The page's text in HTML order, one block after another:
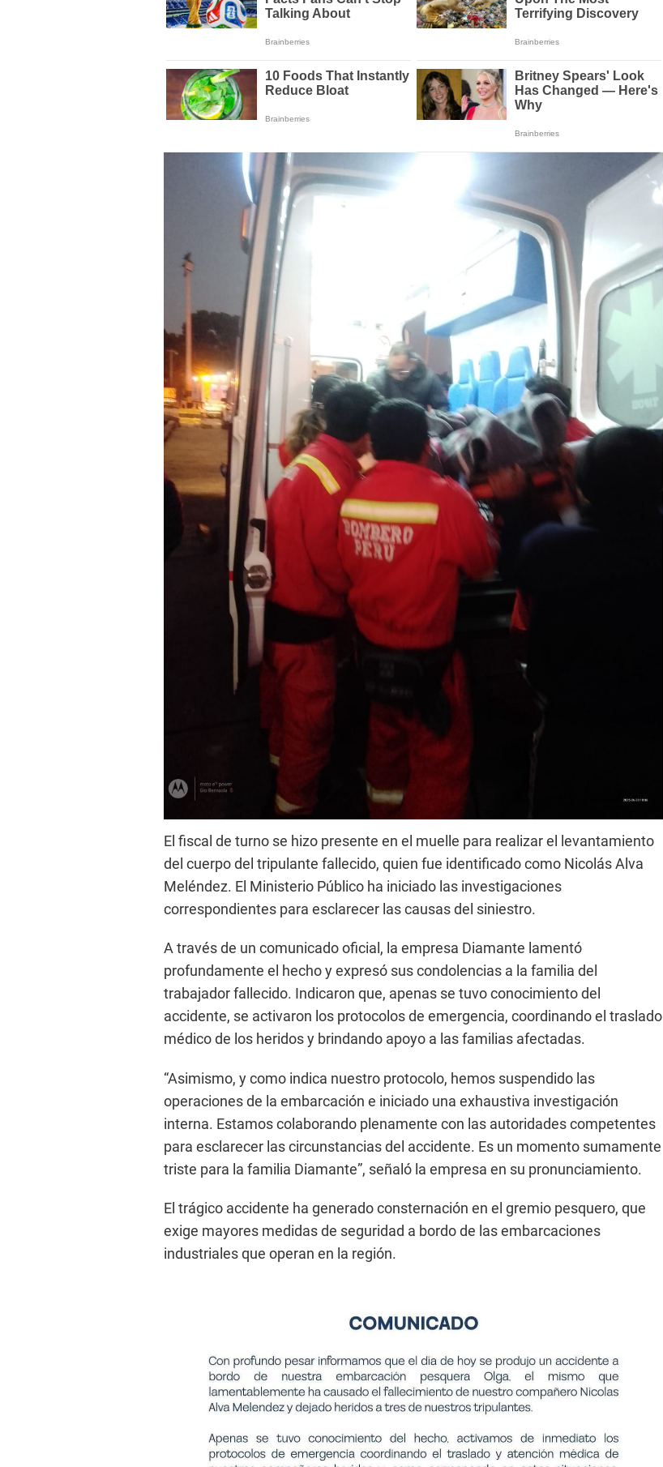
El fiscal de turno se hizo presente en el muelle para realizar el levantamiento
del cuerpo del tripulante fallecido, quien fue identificado como Nicolás Alva
Meléndez. El Ministerio Público ha iniciado las investigaciones
correspondientes para esclarecer las causas del siniestro.
A través de un comunicado oficial, la empresa Diamante lamentó
profundamente el hecho y expresó sus condolencias a la familia del
trabajador fallecido. Indicaron que, apenas se tuvo conocimiento del
accidente, se activaron los protocolos de emergencia, coordinando el traslado
médico de los heridos y brindando apoyo a las familias afectadas.
“Asimismo, y como indica nuestro protocolo, hemos suspendido las
operaciones de la embarcación e iniciado una exhaustiva investigación
interna. Estamos colaborando plenamente con las autoridades competentes
para esclarecer las circunstancias del accidente. Es un momento sumamente
triste para la familia Diamante”, señaló la empresa en su pronunciamiento.
El trágico accidente ha generado consternación en el gremio pesquero, que
exige mayores medidas de seguridad a bordo de las embarcaciones
industriales que operan en la región.